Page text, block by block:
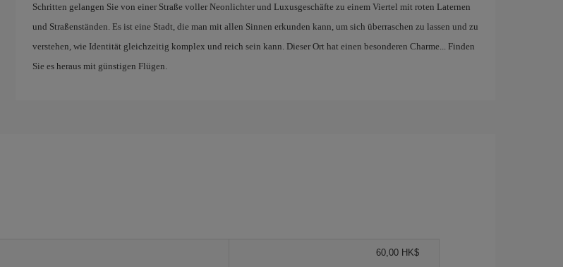
Schritten gelangen Sie von einer Straße voller Neonlichter und Luxusgeschäfte zu einem Viertel mit roten Laternen
und Straßenständen. Es ist eine Stadt, die man mit allen Sinnen erkunden kann, um sich überraschen zu lassen und zu
verstehen, wie Identität gleichzeitig komplex und reich sein kann. Dieser Ort hat einen besonderen Charme... Finden
Sie es heraus mit günstigen Flügen.
60,00 HK$